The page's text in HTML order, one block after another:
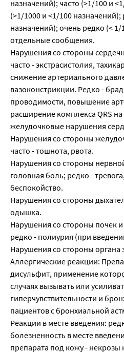
назначений); часто (>1/100 и
(>1/1000 и <1/100
назначений); очень редко (<
отдельные сообщения.
Нарушения со стороны
часто - экстрасистолия,
снижение артериального
вазоконстрикции. Редко -
проводимости, повышение
расширение комплекса QRS
желудочковые нарушения
Нарушения со стороны
часто - тошнота, рвота.
Нарушения со стороны
головная боль; редко -
беспокойство.
Нарушения со стороны
одышка.
Нарушения со стороны почек
редко - полиурия (при
Нарушения со стороны органа
Аллергические реакции:
дисульфит, применение
случаях вызывать или
гиперчувствительности и
пациентов с бронхиальной
Реакции в месте введения:
болезненность в месте
препарата под кожу -